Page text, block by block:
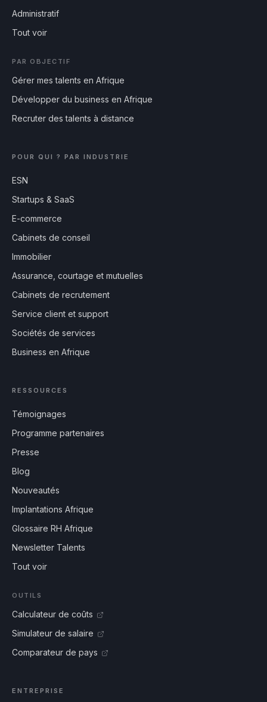
Administratif
Tout voir
PAR OBJECTIF
Gérer mes talents en Afrique
Développer du business en Afrique
Recruter des talents à distance
POUR QUI ? PAR INDUSTRIE
ESN
Startups & SaaS
E-commerce
Cabinets de conseil
Immobilier
Assurance, courtage et mutuelles
Cabinets de recrutement
Service client et support
Sociétés de services
Business en Afrique
RESSOURCES
Témoignages
Programme partenaires
Presse
Blog
Nouveautés
Implantations Afrique
Glossaire RH Afrique
Newsletter Talents
Tout voir
OUTILS
Calculateur de coûts
Simulateur de salaire
Comparateur de pays
ENTREPRISE